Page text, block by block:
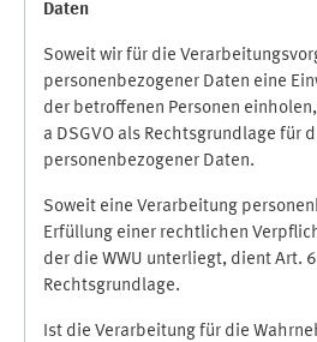
Daten
Soweit wir für die
personenbezogener Daten eine
der betroffenen Personen
a DSGVO als Rechtsgrundlage für
personenbezogener Daten.
Soweit eine Verarbeitung
Erfüllung einer rechtlichen
der die WWU unterliegt, dient Art.
Rechtsgrundlage.
Ist die Verarbeitung für die